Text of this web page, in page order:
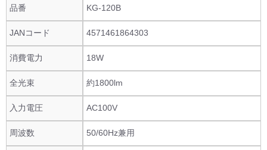
品番 KG-120B
JANコード 4571461864303
消費電力 18W
全光束 約1800lm
入力電圧 AC100V
周波数 50/60Hz兼用